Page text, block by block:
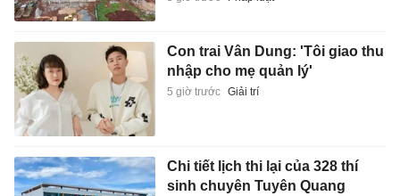
Con trai Vân Dung: 'Tôi giao thu
nhập cho mẹ quản lý'
5 giờ trước Giải trí
Chi tiết lịch thi lại của 328 thí
sinh chuyên Tuyên Quang